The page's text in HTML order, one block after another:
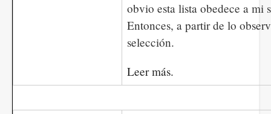
obvio esta lista obedece a mi
Entonces, a partir de lo
selección.
Leer más.